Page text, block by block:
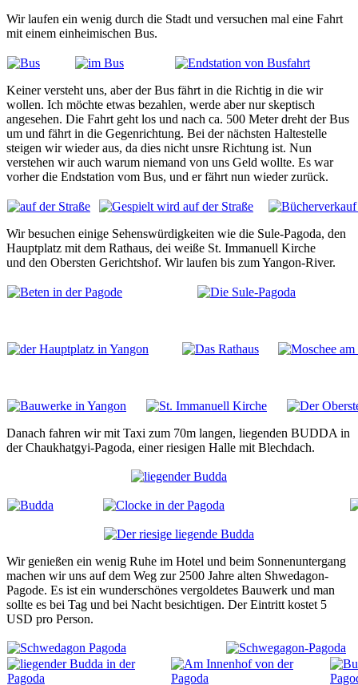
Wir laufen ein wenig durch die Stadt und versuchen mal eine Fahrt
mit einem einheimischen Bus.
Keiner versteht uns, aber der Bus fährt in die Richtig in die wir
wollen. Ich möchte etwas bezahlen, werde aber nur skeptisch
angesehen. Die Fahrt geht los und nach ca. 500 Meter dreht der Bus
um und fährt in die Gegenrichtung. Bei der nächsten Haltestelle
steigen wir wieder aus, da dies nicht unsre Richtung ist. Nun
verstehen wir auch warum niemand von uns Geld wollte. Es war
vorher die Endstation vom Bus, und er fährt nun wieder zurück.
Wir besuchen einige Sehenswürdigkeiten wie die Sule-Pagoda, den
Hauptplatz mit dem Rathaus, dei weiße St. Immanuell Kirche
und den Obersten Gerichtshof. Wir laufen bis zum Yangon-River.
Danach fahren wir mit Taxi zum 70m langen, liegenden BUDDA in
der Chaukhatgyi-Pagoda, einer riesigen Halle mit Blechdach.
Wir genießen ein wenig Ruhe im Hotel und beim Sonnenuntergang
machen wir uns auf dem Weg zur 2500 Jahre alten Shwedagon-
Pagode. Es ist ein wunderschönes vergoldetes Bauwerk und man
sollte es bei Tag und bei Nacht besichtigen. Der Eintritt kostet 5
USD pro Person.